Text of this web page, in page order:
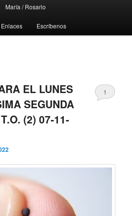
María / Rosario
Enlaces Escríbenos
EL LUNES
SEGUNDA
(2) 07-11-
1